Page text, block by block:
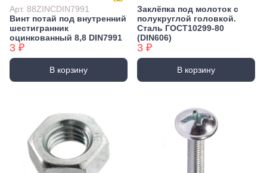
Арт. 88ZINCDIN7991
Винт потай под внутренний
шестигранник
оцинкованный 8,8 DIN7991
3 ₽
В корзину
Заклёпка под молоток с
полукруглой головкой.
Сталь ГОСТ10299-80
(DIN606)
3 ₽
В корзину